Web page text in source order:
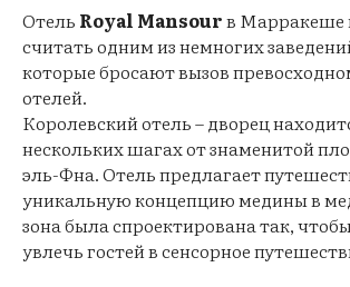
Отель Royal Mansourв Марракеше
считать одним из немногих
которые бросают вызов
отелей.
Королевский отель – дворец
нескольких шагах от знаменитой
эль-Фна. Отель предлагает
уникальную концепцию медины в
зона была спроектирована так,
увлечь гостей в сенсорное